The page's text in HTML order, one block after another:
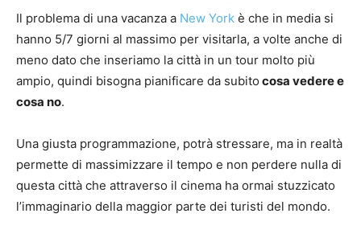
Il problema di una vacanza a New York è che in media si
hanno 5/7 giorni al massimo per visitarla, a volte anche di
meno dato che inseriamo la città in un tour molto più
ampio, quindi bisogna pianificare da subito cosa vedere e
cosa no.
Una giusta programmazione, potrà stressare, ma in realtà
permette di massimizzare il tempo e non perdere nulla di
questa città che attraverso il cinema ha ormai stuzzicato
l’immaginario della maggior parte dei turisti del mondo.